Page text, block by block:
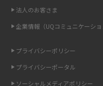
2015年7月(9)
2015年6月(8)
2015年3月(9)
ONU（光回線終端装置）とは？
ギガバイト（GB）とは？1GBの
法人のお客さま
企業情報（UQコミュニケーショ
プライバシーポリシー
プライバシーポータル
ソーシャルメディアポリシー